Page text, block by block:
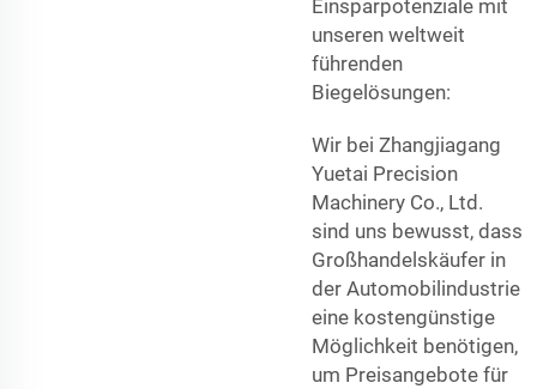
Einsparpotenziale mit
unseren weltweit
führenden
Biegelösungen:
Wir bei Zhangjiagang
Yuetai Precision
Machinery Co., Ltd.
sind uns bewusst, dass
Großhandelskäufer in
der Automobilindustrie
eine kostengünstige
Möglichkeit benötigen,
um Preisangebote für